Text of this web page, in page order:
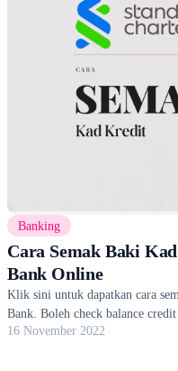
Banking
Cara Semak Baki
Bank Online
Klik sini untuk dapatkan cara
Bank. Boleh check balance
16 November 2022